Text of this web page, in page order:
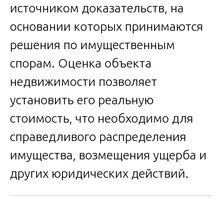
источником доказательств, на
основании которых принимаются
решения по имущественным
спорам. Оценка объекта
недвижимости позволяет
установить его реальную
стоимость, что необходимо для
справедливого распределения
имущества, возмещения ущерба и
других юридических действий.